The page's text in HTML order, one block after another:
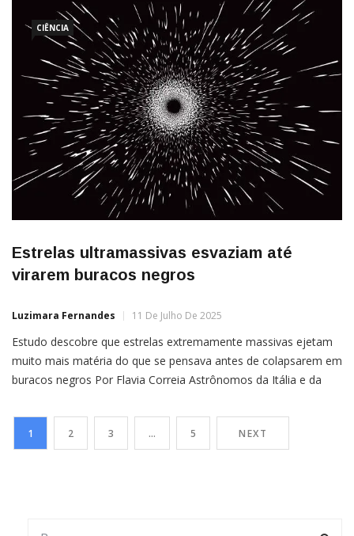
imensa nuvem de gás e poeira […]
CIÊNCIA
Estrelas ultramassivas esvaziam até
virarem buracos negros
Luzimara Fernandes 11 De Julho De 2025
Estudo descobre que estrelas extremamente massivas ejetam
muito mais matéria do que se pensava antes de colapsarem em
buracos negros Por Flavia Correia Astrônomos da Itália e da
ciência entendia a formação de buracos negros através do
colapso de estrelas extremamente massivas. Eles descrevem a
1 2 3 … 5 NEXT